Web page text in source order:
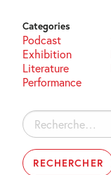
Categories
Podcast
Exhibition
Literature
Performance
Rechercher :